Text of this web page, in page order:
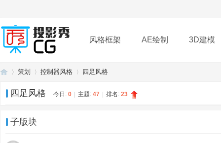
风格框架 AE绘制 3D建模
插件 帮助 下载
策划 控制器风格 四足风格
四足风格 今日: 0 主题: 47 排名: 23
子版块